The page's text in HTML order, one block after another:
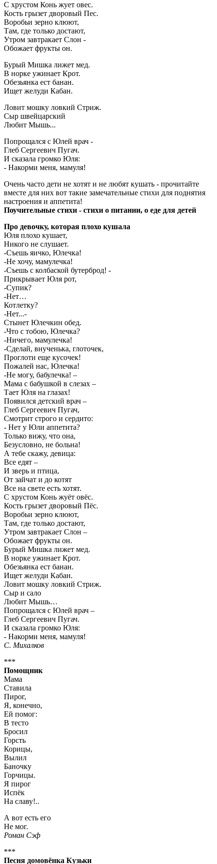
С хрустом Конь жует овес.
Кость грызет дворовый Пес.
Воробьи зерно клюют,
Там, где только достают,
Утром завтракает Слон -
Обожает фрукты он.
Бурый Мишка лижет мед.
В норке ужинает Крот.
Обезьянка ест банан.
Ищет желуди Кабан.
Ловит мошку ловкий Стриж.
Сыр швейцарский
Любит Мышь...
Попрощался с Юлей врач -
Глеб Сергеевич Пугач.
И сказала громко Юля:
- Накорми меня, мамуля!
Очень часто дети не хотят и не любят кушать - прочитайте
вместе для них вот такие замечательные стихи для поднятия
настроения и аппетита!
Поучительные стихи - стихи о питании, о еде для детей
Про девочку, которая плохо кушала
Юля плохо кушает,
Никого не слушает.
-Съешь яичко, Юлечка!
-Не хочу, мамулечка!
-Съешь с колбаской бутерброд! -
Прикрывает Юля рот,
-Супик?
-Нет…
Котлетку?
-Нет...-
Стынет Юлечкин обед.
-Что с тобою, Юлечка?
-Ничего, мамулечка!
-Сделай, внученька, глоточек,
Проглоти еще кусочек!
Пожалей нас, Юлечка!
-Не могу, бабулечка! –
Мама с бабушкой в слезах –
Тает Юля на глазах!
Появился детский врач –
Глеб Сергеевич Пугач,
Смотрит строго и сердито:
- Нет у Юли аппетита?
Только вижу, что она,
Безусловно, не больна!
А тебе скажу, девица:
Все едят –
И зверь и птица,
От зайчат и до котят
Все на свете есть хотят.
С хрустом Конь жуёт овёс.
Кость грызет дворовый Пёс.
Воробьи зерно клюют,
Там, где только достают,
Утром завтракает Слон –
Обожает фрукты он.
Бурый Мишка лижет мед.
В норке ужинает Крот.
Обезьянка ест банан.
Ищет желуди Кабан.
Ловит мошку ловкий Стриж.
Сыр и сало
Любит Мышь…
Попрощался с Юлей врач –
Глеб Сергеевич Пугач.
И сказала громко Юля:
- Накорми меня, мамуля!
C. Михалков
***
Помощник
Мама
Ставила
Пирог,
Я, конечно,
Ей помог:
В тесто
Бросил
Горсть
Корицы,
Вылил
Баночку
Горчицы.
Я пирог
Испёк
На славу!..
А вот есть его
Не мог.
Роман Сэф
***
Песня домовёнка Кузьки